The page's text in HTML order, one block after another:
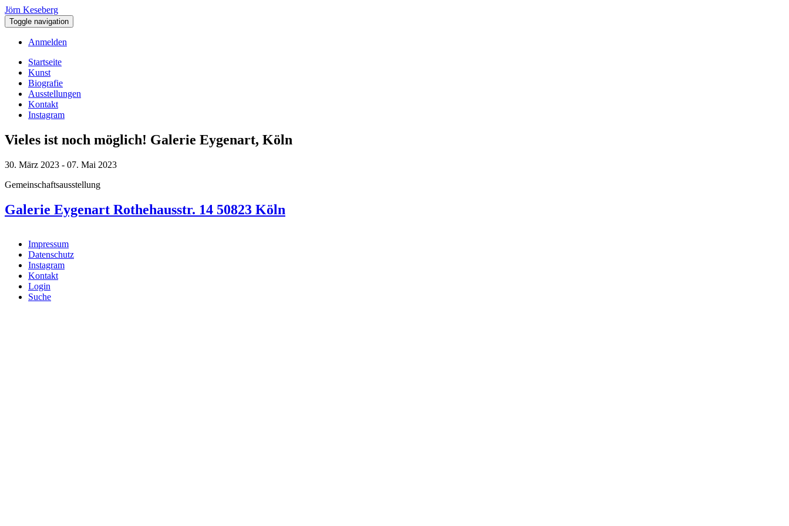
Direkt
zum
Inhalt
Jörn Keseberg
Toggle navigation
User
account
menu
Anmelden
Main
navigation
Startseite
Kunst
Biografie
Ausstellungen
Kontakt
Instagram
Vieles ist noch möglich! Galerie Eygenart, Köln
30. März 2023 - 07. Mai 2023
Gemeinschaftsausstellung
Galerie Eygenart Rothehausstr. 14 50823 Köln
Fußzeile
Impressum
Datenschutz
Instagram
Kontakt
Login
Suche